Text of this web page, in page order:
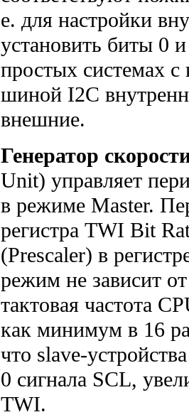
е. для настройки
установить биты 0
простых системах с
шиной I2C
внешние.
Генератор
Unit) управляет
в режиме Master.
регистра TWI Bit
(Prescaler) в
режим не зависит
тактовая частота
как минимум в 16
что slave-
0 сигнала SCL,
TWI.